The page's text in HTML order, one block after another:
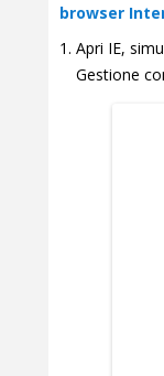
browser
Apri IE,
Gestione